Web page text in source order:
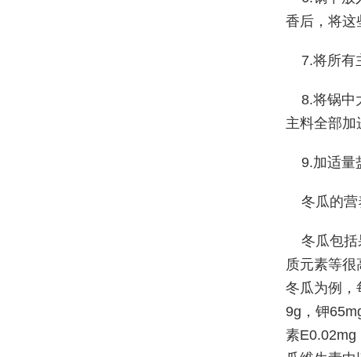
香后，将这
7.将所有
8.将锅中
主料全部加
9.加适量
冬瓜的营
冬瓜包
质元素等
冬瓜为例，
9g，钾
素E0.02mg